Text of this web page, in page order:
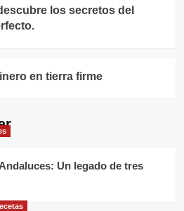
los secretos del
en tierra firme
Un legado de tres